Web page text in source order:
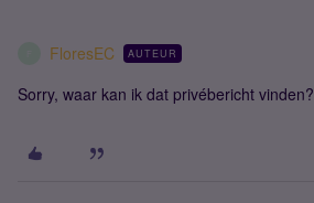
FloresEC AUTEUR
Sorry, waar kan ik dat privébericht vinden?